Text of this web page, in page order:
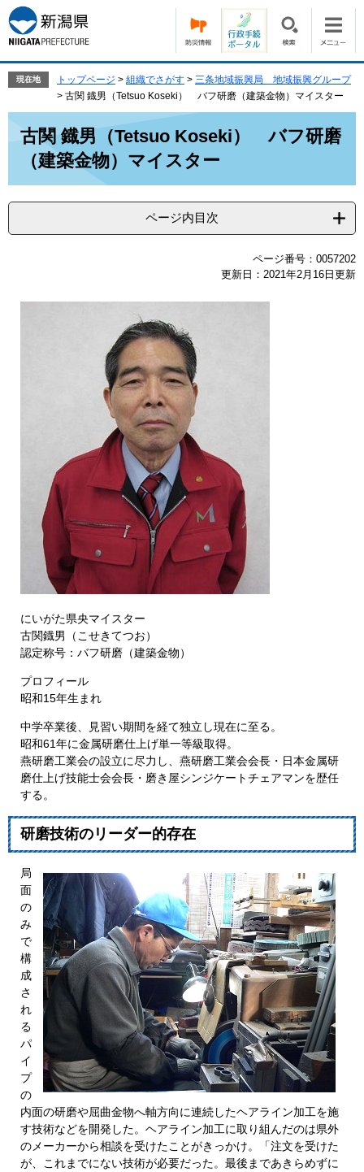
ー
ジ
の
で
す。
ニ
ュ
ー
ば
現在地 トップページ > 組織でさがす > 三条地域振興局 地域振興グループ
> 古関 鐡男（Tetsuo Koseki） バフ研磨（建築金物）マイスター
古関 鐡男（Tetsuo Koseki） バフ研磨
（建築金物）マイスター
ページ内目次
ページ番号：0057202
更新日：2021年2月16日更新
にいがた県央マイスター
古関鐡男（こせきてつお）
認定称号：バフ研磨（建築金物）
プロフィール
昭和15年生まれ
中学卒業後、見習い期間を経て独立し現在に至る。
昭和61年に金属研磨仕上げ単一等級取得。
燕研磨工業会の設立に尽力し、燕研磨工業会会長・日本金属研
磨仕上げ技能士会会長・磨き屋シンジケートチェアマンを歴任
する。
研磨技術のリーダー的存在
局
面
の
み
で
構
成
さ
れ
る
パ
イ
プ
の
内面の研磨や屈曲金物へ軸方向に連続したヘアライン加工を施
す技術などを開発した。ヘアライン加工に取り組んだのは県外
のメーカーから相談を受けたことがきっかけ。「注文を受けた
が、これまでにない技術が必要だった。最後まであきらめずに